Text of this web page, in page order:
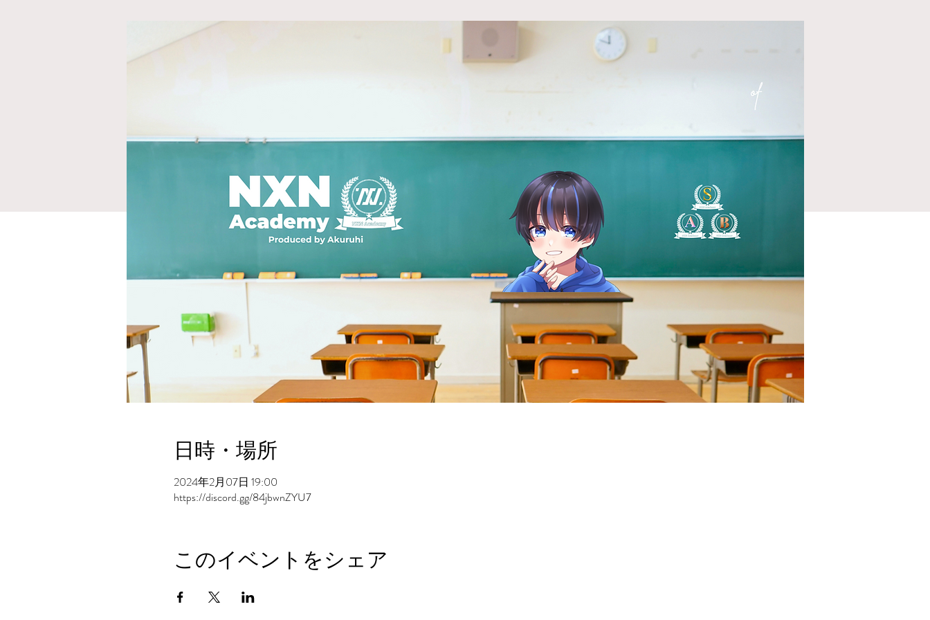
日時・場所
2024年2月07日 19:00
https://discord.gg/84jbwnZYU7
このイベントをシェア